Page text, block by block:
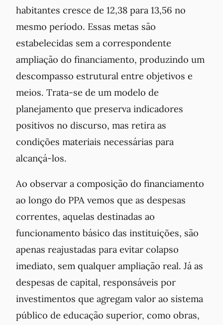
habitantes cresce de 12,38 para 13,56 no
mesmo período. Essas metas são
estabelecidas sem a correspondente
ampliação do financiamento, produzindo um
descompasso estrutural entre objetivos e
meios. Trata-se de um modelo de
planejamento que preserva indicadores
positivos no discurso, mas retira as
condições materiais necessárias para
alcançá-los.
Ao observar a composição do financiamento
ao longo do PPA vemos que as despesas
correntes, aquelas destinadas ao
funcionamento básico das instituições, são
apenas reajustadas para evitar colapso
imediato, sem qualquer ampliação real. Já as
despesas de capital, responsáveis por
investimentos que agregam valor ao sistema
público de educação superior, como obras,